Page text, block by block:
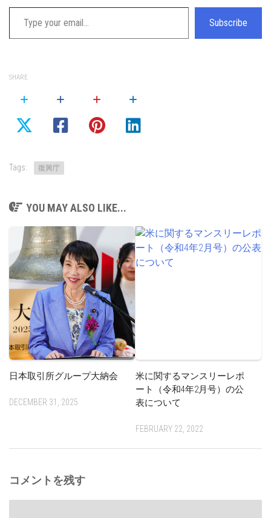
Type your email…
Subscribe
SHARE
Tags: 復興庁
YOU MAY ALSO LIKE...
日本取引所グループ大納会
DECEMBER 31, 2025
米に関するマンスリーレポ
ート（令和4年2月号）の公
表について
FEBRUARY 22, 2022
コメントを残す